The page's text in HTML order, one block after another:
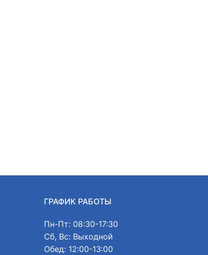
ГРАФИК РАБОТЫ
Пн-Пт: 08:30-17:30
Сб, Вс: Выходной
Обед: 12:00-13:00